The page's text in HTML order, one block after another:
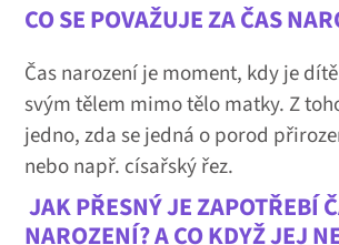
CO SE POVAŽUJE ZA ČAS
Čas narození je moment, kdy je
svým tělem mimo tělo matky. Z
jedno, zda se jedná o porod
nebo např. císařský řez.
JAK PŘESNÝ JE ZAPOTŘEBÍ
NAROZENÍ?A CO KDYŽ JEJ